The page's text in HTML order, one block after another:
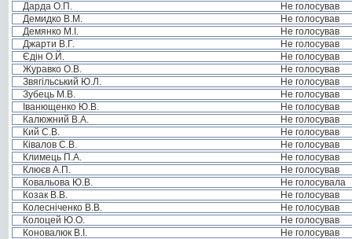
Дарда О.П.
Не голосував
Демидко В.М.
Не голосував
Демянко М.І.
Не голосував
Джарти В.Г.
Не голосував
Єдін О.Й.
Не голосував
Журавко О.В.
Не голосував
Звягільський Ю.Л.
Не голосував
Зубець М.В.
Не голосував
Іванющенко Ю.В.
Не голосував
Калюжний В.А.
Не голосував
Кий С.В.
Не голосував
Ківалов С.В.
Не голосував
Климець П.А.
Не голосував
Клюєв А.П.
Не голосував
Ковальова Ю.В.
Не голосувала
Козак В.В.
Не голосував
Колесніченко В.В.
Не голосував
Колоцей Ю.О.
Не голосував
Коновалюк В.І.
Не голосував